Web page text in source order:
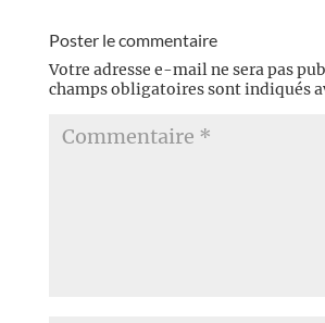
Poster le commentaire
Votre adresse e-mail ne sera pas
champs obligatoires sont indiqués